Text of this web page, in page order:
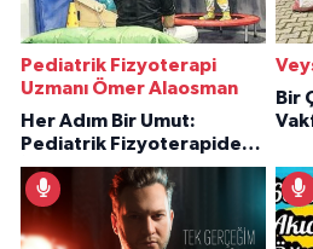
Pediatrik Fizyoterapi
Uzmanı Ömer Alaosman
Her Adım Bir Umut:
Pediatrik Fizyoterapiden
İlham Veren Hikâyeler
Bir